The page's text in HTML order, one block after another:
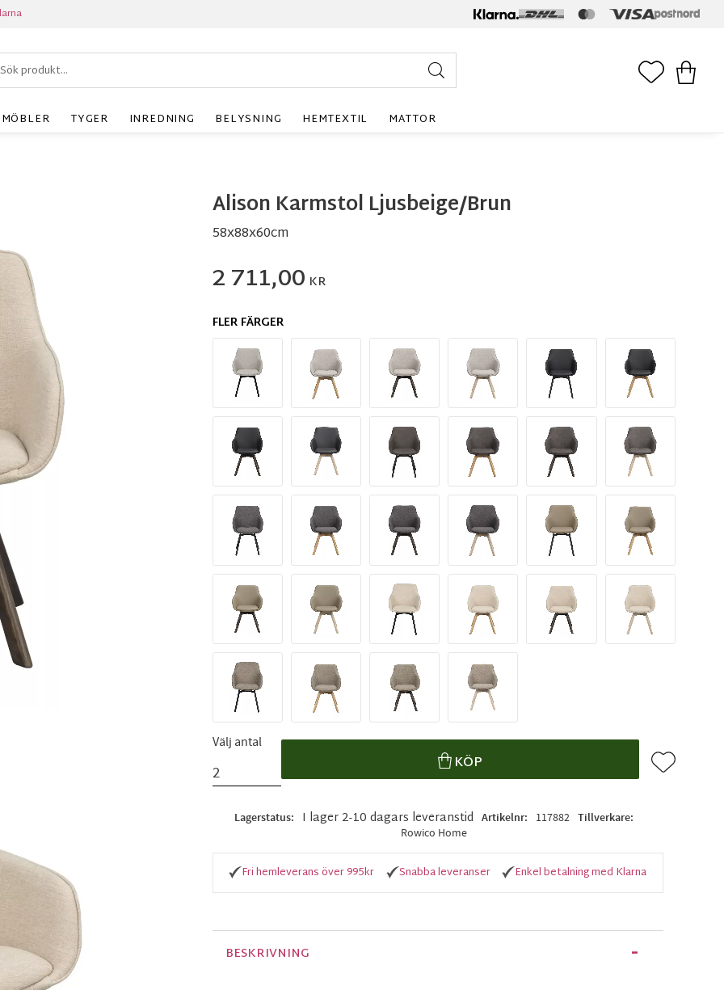
MÖBLER TYGER INREDNING BELYSNING HEMTEXTIL MATTOR
Alison Karmstol Ljusbeige/Brun
58x88x60cm
2 711,00 KR
FLER FÄRGER
Välj antal
KÖP Lägg till i
Lagerstatus I lager 2-10 dagars leveranstid Artikelnr 117882 Tillverkare
Rowico Home
Fri hemleverans över 995kr Snabba leveranser Enkel betalning med Klarna
BESKRIVNING